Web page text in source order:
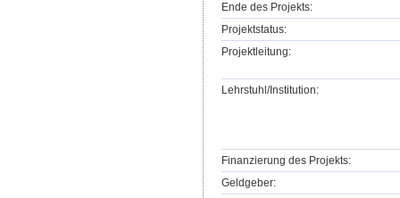
Ende des Projekts:
Projektstatus:
Projektleitung:
Lehrstuhl/Institution:
Finanzierung des Projekts:
Geldgeber: